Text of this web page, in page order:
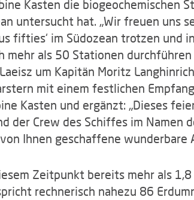
Kasten die biogeochemischen
untersucht hat. „Wir freuen uns
fifties‘ im Südozean trotzen
mehr als 50 Stationen
um Kapitän Moritz
mit einem festlichen
Kasten und ergänzt: „Dieses
der Crew des Schiffes im
Ihnen geschaffene wunderbare
Zeitpunkt bereits mehr als
rechnerisch nahezu 86